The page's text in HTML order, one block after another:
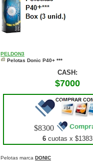
PELDON3
Pelotas Donic P40+ ***
CASH:
$7000
$8300
6cuotas x $1383
Pelotas marca DONIC